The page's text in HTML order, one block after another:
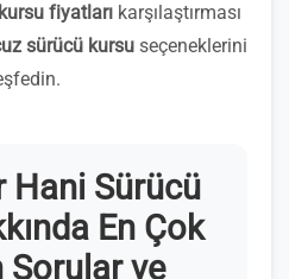
fiyatları karşılaştırması
sürücü kursu seçeneklerini
Hani Sürücü
En Çok
Sorular ve